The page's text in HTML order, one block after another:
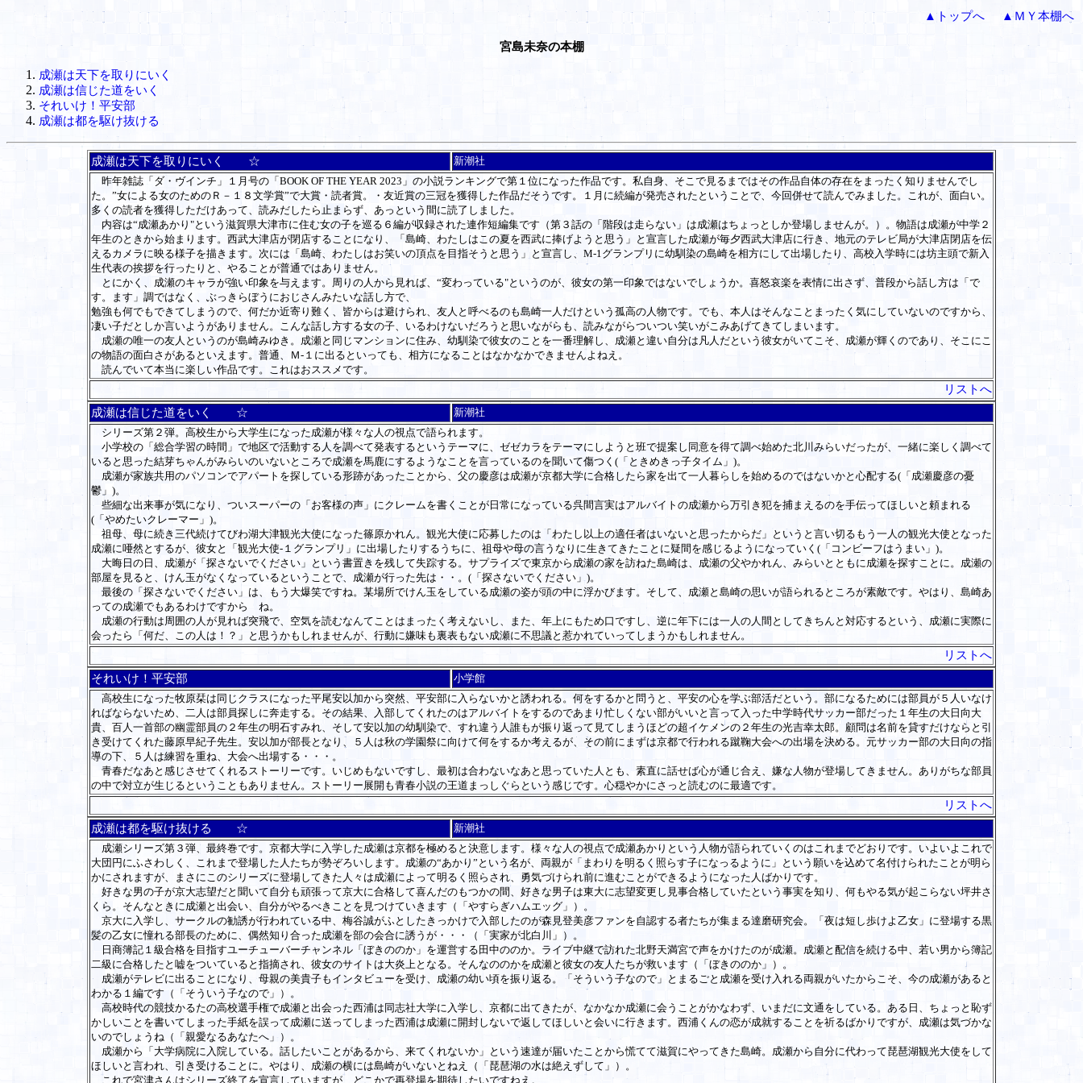
▲トップへ ▲ＭＹ本棚へ
宮島未奈の本棚
成瀬は天下を取りにいく
成瀬は信じた道をいく
それいけ！平安部
成瀬は都を駆け抜ける
成瀬は天下を取りにいく ☆
新潮社
昨年雑誌「ダ・ヴインチ」１月号の「BOOK OF THE YEAR 2023」の小説ランキングで第１位になった作品です。私自身、そこで見るまではその作品自体の存在をまったく知りませんでし
た。”女による女のためのＲ－１８文学賞”で大賞・読者賞。・友近賞の三冠を獲得した作品だそうです。１月に続編が発売されたということで、今回併せて読んでみました。これが、面白い。
多くの読者を獲得しただけあって、読みだしたら止まらず、あっという間に読了しました。
内容は“成瀬あかり"という滋賀県大津市に住む女の子を巡る６編が収録された連作短編集です（第３話の「階段は走らない」は成瀬はちょっとしか登場しませんが。）。物語は成瀬が中学２
年生のときから始まります。西武大津店が閉店することになり、「島崎、わたしはこの夏を西武に捧げようと思う」と宣言した成瀬が毎夕西武大津店に行き、地元のテレビ局が大津店閉店を伝
えるカメラに映る様子を描きます。次には「島崎、わたしはお笑いの頂点を目指そうと思う」と宣言し、M-1グランプリに幼馴染の島崎を相方にして出場したり、高校入学時には坊主頭で新入
生代表の挨拶を行ったりと、やることが普通ではありません。
とにかく、成瀬のキャラが強い印象を与えます。周りの人から見れば、“変わっている"というのが、彼女の第一印象ではないでしょうか。喜怒哀楽を表情に出さず、普段から話し方は「で
す。ます」調ではなく、ぶっきらぼうにおじさんみたいな話し方で、
勉強も何でもできてしまうので、何だか近寄り難く、皆からは避けられ、友人と呼べるのも島崎一人だけという孤高の人物です。でも、本人はそんなことまったく気にしていないのですから、
凄い子だとしか言いようがありません。こんな話し方する女の子、いるわけないだろうと思いながらも、読みながらついつい笑いがこみあげてきてしまいます。
成瀬の唯一の友人というのが島崎みゆき。成瀬と同じマンションに住み、幼馴染で彼女のことを一番理解し、成瀬と違い自分は凡人だという彼女がいてこそ、成瀬が輝くのであり、そこにこ
の物語の面白さがあるといえます。普通、Ｍ-１に出るといっても、相方になることはなかなかできませんよねえ。
読んでいて本当に楽しい作品です。これはおススメです。
リストへ
成瀬は信じた道をいく ☆
新潮社
シリーズ第２弾。高校生から大学生になった成瀬が様々な人の視点で語られます。
小学校の「総合学習の時間」で地区で活動する人を調べて発表するというテーマに、ゼゼカラをテーマにしようと班で提案し同意を得て調べ始めた北川みらいだったが、一緒に楽しく調べて
いると思った結芽ちゃんがみらいのいないところで成瀬を馬鹿にするようなことを言っているのを聞いて傷つく(「ときめきっ子タイム」)。
成瀬が家族共用のパソコンでアパートを探している形跡があったことから、父の慶彦は成瀬が京都大学に合格したら家を出て一人暮らしを始めるのではないかと心配する(「成瀬慶彦の憂
鬱」)。
些細な出来事が気になり、ついスーパーの「お客様の声」にクレームを書くことが日常になっている呉間言実はアルバイトの成瀬から万引き犯を捕まえるのを手伝ってほしいと頼まれる
(「やめたいクレーマー」)。
祖母、母に続き三代続けてびわ湖大津観光大使になった篠原かれん。観光大使に応募したのは「わたし以上の適任者はいないと思ったからだ」というと言い切るもう一人の観光大使となった
成瀬に唖然とするが、彼女と「観光大使-１グランプリ」に出場したりするうちに、祖母や母の言うなりに生きてきたことに疑間を感じるようになっていく(「コンビーフはうまい」)。
大晦日の日、成瀬が「探さないでください」という書置きを残して失踪する。サプライズで東京から成瀬の家を訪ねた島崎は、成瀬の父やかれん、みらいとともに成瀬を探すことに。成瀬の
部屋を見ると、けん玉がなくなっているということで、成瀬が行った先は・・。(「探さないでください」)。
最後の「探さないでください」は、もう大爆笑ですね。某場所でけん玉をしている成瀬の姿が頭の中に浮かびます。そして、成瀬と島崎の思いが語られるところが素敵です。やはり、島崎あ
っての成瀬でもあるわけですから ね。
成瀬の行動は周囲の人が見れば突飛で、空気を読むなんてことはまったく考えないし、また、年上にもため口ですし、逆に年下には一人の人間としてきちんと対応するという、成瀬に実際に
会ったら「何だ、この人は！？」と思うかもしれませんが、行動に嫌味も裏表もない成瀬に不思議と惹かれていってしまうかもしれません。
リストへ
それいけ！平安部
小学館
高校生になった牧原栞は同じクラスになった平尾安以加から突然、平安部に入らないかと誘われる。何をするかと問うと、平安の心を学ぶ部活だという。部になるためには部員が５人いなけ
ればならないため、二人は部員探しに奔走する。その結果、入部してくれたのはアルバイトをするのであまり忙しくない部がいいと言って入った中学時代サッカー部だった１年生の大日向大
貴、百人一首部の幽霊部員の２年生の明石すみれ、そして安以加の幼馴染で、すれ違う人誰もが振り返って見てしまうほどの超イケメンの２年生の光吉幸太郎。顧問は名前を貸すだけならと引
き受けてくれた藤原早紀子先生。安以加が部長となり、５人は秋の学園祭に向けて何をするか考えるが、その前にまずは京都で行われる蹴鞠大会への出場を決める。元サッカー部の大日向の指
導の下、５人は練習を重ね、大会へ出場する・・・。
青春だなあと感じさせてくれるストーリーです。いじめもないですし、最初は合わないなあと思っていた人とも、素直に話せば心が通じ合え、嫌な人物が登場してきません。ありがちな部員
の中で対立が生じるということもありません。ストーリー展開も青春小説の王道まっしぐらという感じです。心穏やかにさっと読むのに最適です。
リストへ
成瀬は都を駆け抜ける ☆
新潮社
成瀬シリーズ第３弾、最終巻です。京都大学に入学した成瀬は京都を極めると決意します。様々な人の視点で成瀬あかりという人物が語られていくのはこれまでどおりです。いよいよこれで
大団円にふさわしく、これまで登場した人たちが勢ぞろいします。成瀬の“あかり”という名が、両親が「まわりを明るく照らす子になっるように」という願いを込めて名付けられたことが明ら
かにされますが、まさにこのシリーズに登場してきた人々は成瀬によって明るく照らされ、勇気づけられ前に進むことができるようになった人ばかりです。
好きな男の子が京大志望だと聞いて自分も頑張って京大に合格して喜んだのもつかの間、好きな男子は東大に志望変更し見事合格していたという事実を知り、何もやる気が起こらない坪井さ
くら。そんなときに成瀬と出会い、自分がやるべきことを見つけていきます（「やすらぎハムエッグ」）。
京大に入学し、サークルの勧誘が行われている中、梅谷誠がふとしたきっかけで入部したのが森見登美彦ファンを自認する者たちが集まる達磨研究会。「夜は短し歩けよ乙女」に登場する黒
髪の乙女に憧れる部長のために、偶然知り合った成瀬を部の会合に誘うが・・・（「実家が北白川」）。
日商簿記１級合格を目指すユーチューバーチャンネル「ぼきののか」を運営する田中ののか。ライブ中継で訪れた北野天満宮で声をかけたのが成瀬。成瀬と配信を続ける中、若い男から簿記
二級に合格したと嘘をついていると指摘され、彼女のサイトは大炎上となる。そんなののかを成瀬と彼女の友人たちが救います（「ぼきののか」）。
成瀬がテレビに出ることになり、母親の美貴子もインタビューを受け、成瀬の幼い頃を振り返る。「そういう子なので」とまるごと成瀬を受け入れる両親がいたからこそ、今の成瀬があると
わかる１編です（「そういう子なので」）。
高校時代の競技かるたの高校選手権で成瀬と出会った西浦は同志社大学に入学し、京都に出てきたが、なかなか成瀬に会うことがかなわず、いまだに文通をしている。ある日、ちょっと恥ず
かしいことを書いてしまった手紙を誤って成瀬に送ってしまった西浦は成瀬に開封しないで返してほしいと会いに行きます。西浦くんの恋が成就することを祈るばかりですが、成瀬は気づかな
いのでしょうね（「親愛なるあなたへ」）。
成瀬から「大学病院に入院している。話したいことがあるから、来てくれないか」という速達が届いたことから慌てて滋賀にやってきた島崎。成瀬から自分に代わって琵琶湖観光大使をして
ほしいと言われ、引き受けることに。やはり、成瀬の横には島崎がいないとねえ（「琵琶湖の水は絶えずして」）。
これで宮津さんはシリーズ終了を宣言していますが、どこかで再登場を期待したいですねえ。